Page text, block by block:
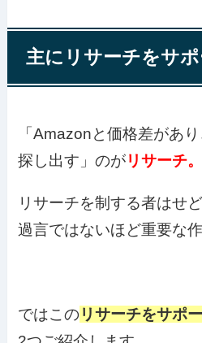
主にリサーチをサ
「Amazonと価格差があ
探し出す」のがリサーチ。
リサーチを制する者はせ
過言ではないほど重要な作
ではこのリサーチをサポ